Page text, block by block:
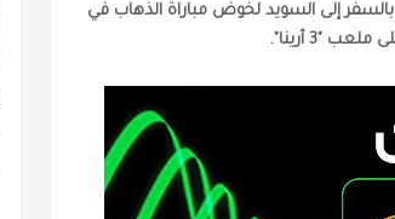
بالسفر إلى السويد لخوض مباراة الذهاب في